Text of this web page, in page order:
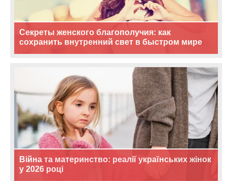
Секреты женского благополучия: как
сохранить внутренний свет в быстром мире
Війна та материнство: реалії українських жінок
у 2026 році